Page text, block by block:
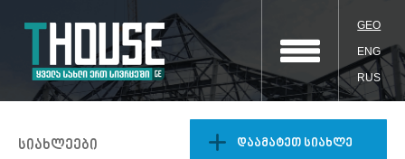
GEO
ENG
RUS
სიახლეები დაამატეთ სიახლე